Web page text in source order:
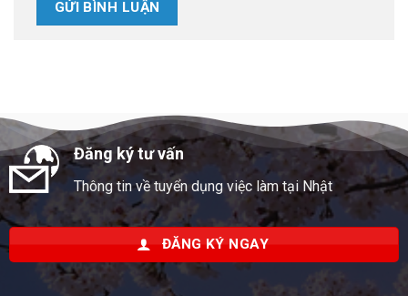
Đăng ký tư vấn
Thông tin về tuyển dụng việc làm tại Nhật
ĐĂNG KÝ NGAY